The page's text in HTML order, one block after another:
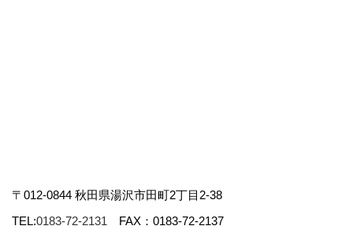
〒012-0844 秋田県湯沢市田町2丁目2-38
TEL:0183-72-2131 FAX：0183-72-2137